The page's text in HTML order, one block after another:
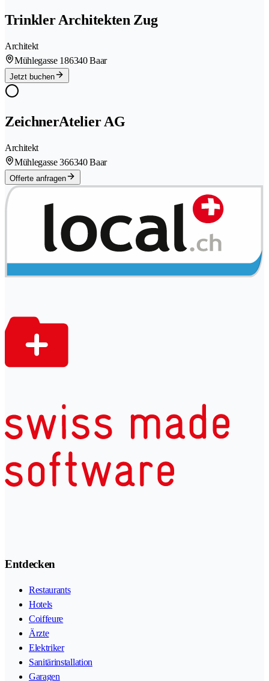
Trinkler Architekten Zug
Architekt
Mühlegasse 186340 Baar
Jetzt buchen
ZeichnerAtelier AG
Architekt
Mühlegasse 366340 Baar
Offerte anfragen
Entdecken
Restaurants
Hotels
Coiffeure
Ärzte
Elektriker
Sanitärinstallation
Garagen